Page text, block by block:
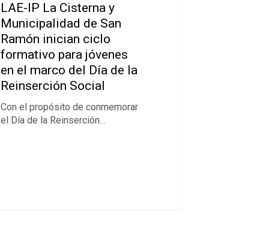
LAE-IP La Cisterna y
Municipalidad de San
Ramón inician ciclo
formativo para jóvenes
en el marco del Día de la
Reinserción Social
Con el propósito de conmemorar
el Día de la Reinserción…